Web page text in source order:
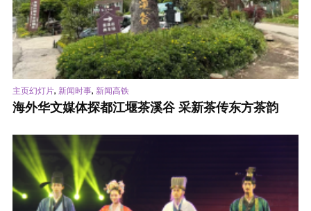
主页幻灯片, 新闻时事, 新闻高铁
海外华文媒体探都江堰茶溪谷 采新茶传东方茶韵